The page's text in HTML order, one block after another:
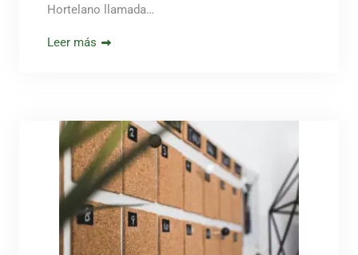
Hortelano llamada…
Leer más